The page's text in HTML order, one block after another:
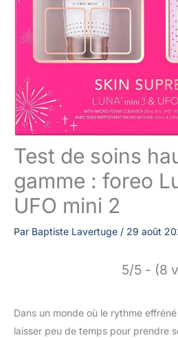
Test de soins
gamme : foreo
UFO mini 2
Par Baptiste Lavertuge / 29 août
5/5 - (8
Dans un monde où le rythme
laisser peu de temps pour prendre